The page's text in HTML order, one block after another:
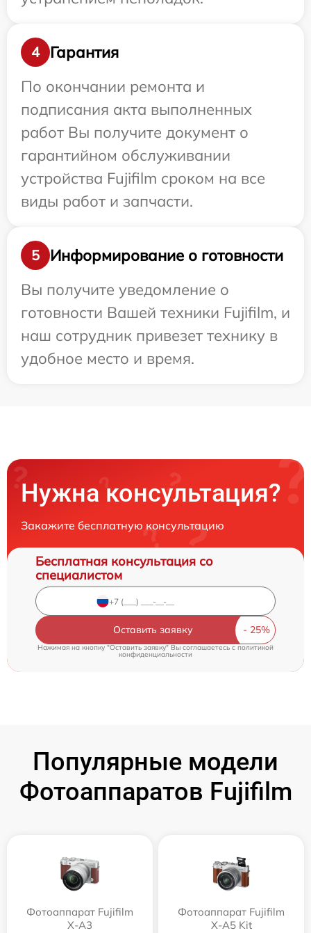
4
Гарантия
По окончании ремонта и
подписания акта выполненных
работ Вы получите документ о
гарантийном обслуживании
устройства Fujifilm сроком на все
виды работ и запчасти.
5
Информирование о готовности
Вы получите уведомление о
готовности Вашей техники Fujifilm, и
наш сотрудник привезет технику в
удобное место и время.
Нужна консультация?
Закажите бесплатную консультацию
Бесплатная консультация со
специалистом
Оставить заявку
Нажимая на кнопку "Оставить заявку" Вы соглашаетесь c политикой
конфиденциальности
Популярные модели
Фотоаппаратов Fujifilm
Фотоаппарат Fujifilm
X-A3
Фотоаппарат Fujifilm
X-A5 Kit